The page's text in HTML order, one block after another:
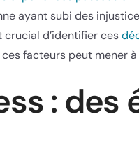
ayant subi des
crucial d’identifier ces
facteurs peut mener
: des